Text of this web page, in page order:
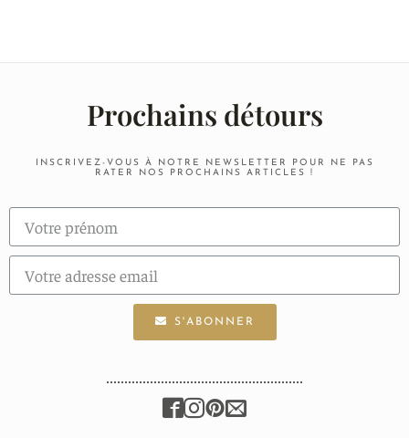
Prochains détours
INSCRIVEZ-VOUS À NOTRE NEWSLETTER POUR NE PAS
RATER NOS PROCHAINS ARTICLES !
S'ABONNER